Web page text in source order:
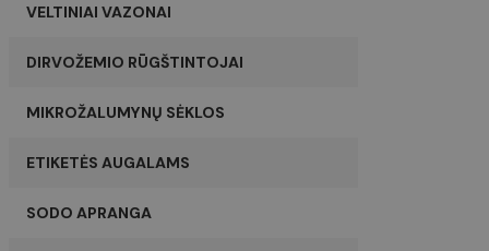
VELTINIAI VAZONAI
DIRVOŽEMIO RŪGŠTINTOJAI
MIKROŽALUMYNŲ SĖKLOS
ETIKETĖS AUGALAMS
SODO APRANGA